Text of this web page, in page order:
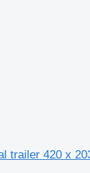
trailer 420 x